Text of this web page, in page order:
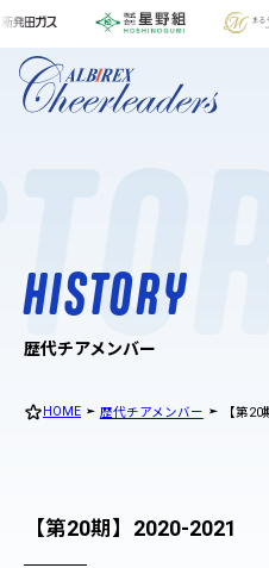
tory
HISTORY
歴代チアメンバー
HOME 歴代チアメンバー 【第
【第20期】2020-2021